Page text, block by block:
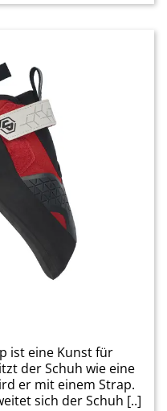
ist eine Kunst für
der Schuh wie eine
er mit einem Strap.
sich der Schuh [..]